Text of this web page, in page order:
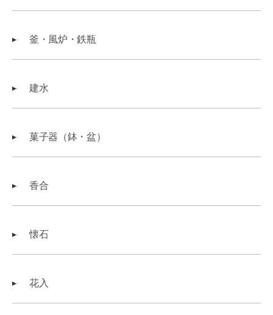
釜・風炉・鉄瓶
建水
菓子器（鉢・盆）
香合
懐石
花入